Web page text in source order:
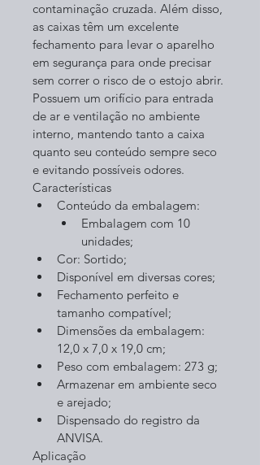
contaminação cruzada. Além disso,
as caixas têm um excelente
fechamento para levar o aparelho
em segurança para onde precisar
sem correr o risco de o estojo abrir.
Possuem um orifício para entrada
de ar e ventilação no ambiente
interno, mantendo tanto a caixa
quanto seu conteúdo sempre seco
e evitando possíveis odores.
Características
Embalagem com 10
unidades;
Cor: Sortido;
Disponível em diversas cores;
Fechamento perfeito e
tamanho compatível;
Dimensões da embalagem:
12,0 x 7,0 x 19,0 cm;
Peso com embalagem: 273 g;
Armazenar em ambiente seco
e arejado;
Dispensado do registro da
ANVISA.
Aplicação